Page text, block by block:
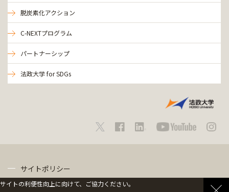
脱炭素化アクション
C-NEXTプログラム
パートナーシップ
法政大学 for SDGs
サイトポリシー
サイトの利便性向上に向けて、ご協力ください。